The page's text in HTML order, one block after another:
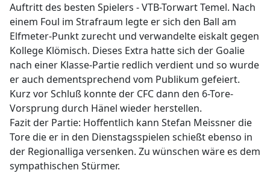
Auftritt des besten Spielers - VTB-Torwart Temel. Nach
einem Foul im Strafraum legte er sich den Ball am
Elfmeter-Punkt zurecht und verwandelte eiskalt gegen
Kollege Klömisch. Dieses Extra hatte sich der Goalie
nach einer Klasse-Partie redlich verdient und so wurde
er auch dementsprechend vom Publikum gefeiert.
Kurz vor Schluß konnte der CFC dann den 6-Tore-
Vorsprung durch Hänel wieder herstellen.
Fazit der Partie: Hoffentlich kann Stefan Meissner die
Tore die er in den Dienstagsspielen schießt ebenso in
der Regionalliga versenken. Zu wünschen wäre es dem
sympathischen Stürmer.